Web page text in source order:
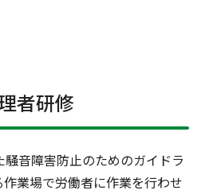
者研修
音障害防止のためのガイドラ
業場で労働者に作業を行わせ